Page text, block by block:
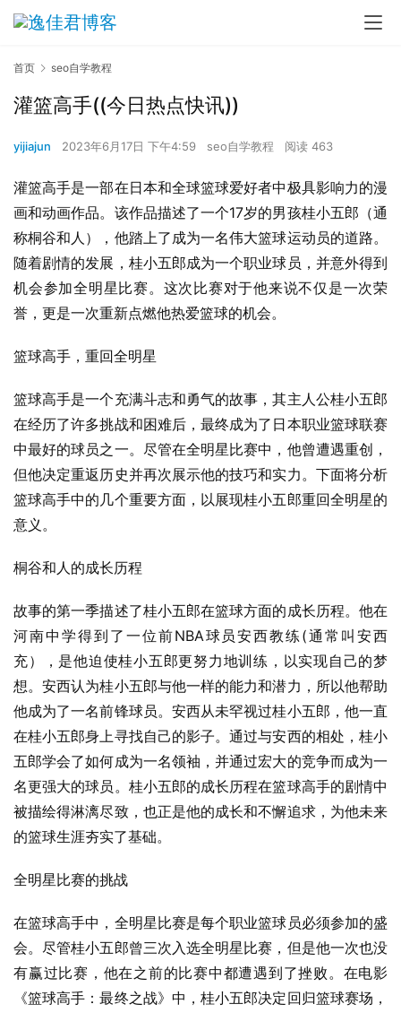
首页 seo自学教程
灌篮高手((今日热点快讯))
yijiajun 2023年6月17日 下午4:59 seo自学教程 阅读 463
灌篮高手是一部在日本和全球篮球爱好者中极具影响力的漫
画和动画作品。该作品描述了一个17岁的男孩桂小五郎（通
称桐谷和人），他踏上了成为一名伟大篮球运动员的道路。
随着剧情的发展，桂小五郎成为一个职业球员，并意外得到
机会参加全明星比赛。这次比赛对于他来说不仅是一次荣
誉，更是一次重新点燃他热爱篮球的机会。
篮球高手，重回全明星
篮球高手是一个充满斗志和勇气的故事，其主人公桂小五郎
在经历了许多挑战和困难后，最终成为了日本职业篮球联赛
中最好的球员之一。尽管在全明星比赛中，他曾遭遇重创，
但他决定重返历史并再次展示他的技巧和实力。下面将分析
篮球高手中的几个重要方面，以展现桂小五郎重回全明星的
意义。
桐谷和人的成长历程
故事的第一季描述了桂小五郎在篮球方面的成长历程。他在
河南中学得到了一位前NBA球员安西教练(通常叫安西
充），是他迫使桂小五郎更努力地训练，以实现自己的梦
想。安西认为桂小五郎与他一样的能力和潜力，所以他帮助
他成为了一名前锋球员。安西从未罕视过桂小五郎，他一直
在桂小五郎身上寻找自己的影子。通过与安西的相处，桂小
五郎学会了如何成为一名领袖，并通过宏大的竞争而成为一
名更强大的球员。桂小五郎的成长历程在篮球高手的剧情中
被描绘得淋漓尽致，也正是他的成长和不懈追求，为他未来
的篮球生涯夯实了基础。
全明星比赛的挑战
在篮球高手中，全明星比赛是每个职业篮球员必须参加的盛
会。尽管桂小五郎曾三次入选全明星比赛，但是他一次也没
有赢过比赛，他在之前的比赛中都遭遇到了挫败。在电影
《篮球高手：最终之战》中，桂小五郎决定回归篮球赛场，